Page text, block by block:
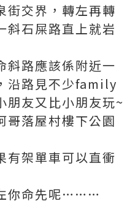
街交界，轉左再轉
斜石屎路直上就岩
斜路應該係附近一
沿路見不少family
朋友又比小朋友玩~
哥落屋村樓下公園
有架單車可以直衝
你命先呢………